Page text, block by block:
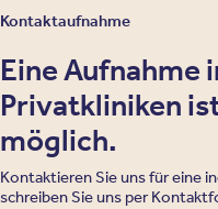
Kontaktaufnahme
Eine Aufnahme
Privatkliniken
möglich.
Kontaktieren Sie uns für eine
schreiben Sie uns per